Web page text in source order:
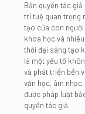
Bản quyền tác
trí tuệ quan trọng
tạo của con
khoa học và
thời đại sáng tạo
là một yếu tố
và phát triển bền
văn học, âm
được pháp luật
quyền tác giả.